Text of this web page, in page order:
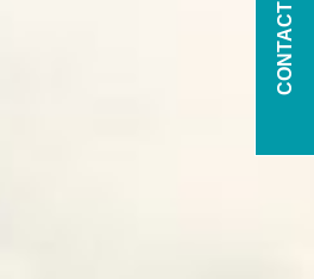
CONTACT